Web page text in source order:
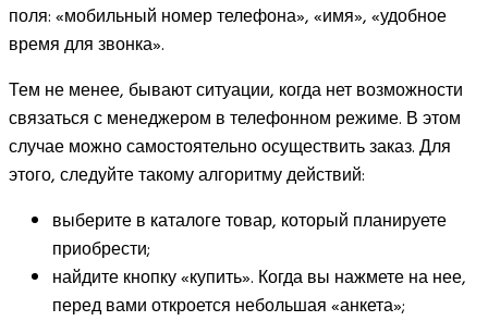
поля: «мобильный номер телефона», «имя», «удобное
время для звонка».
Тем не менее, бывают ситуации, когда нет возможности
связаться с менеджером в телефонном режиме. В этом
случае можно самостоятельно осуществить заказ. Для
этого, следуйте такому алгоритму действий:
выберите в каталоге товар, который планируете
приобрести;
найдите кнопку «купить». Когда вы нажмете на нее,
перед вами откроется небольшая «анкета»;